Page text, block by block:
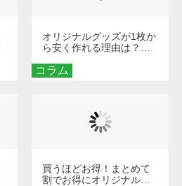
コラム
オリジナルグッズが1枚か
ら安く作れる理由は？オ
とメリットを解説
買うほどお得！まとめて
割でお得にオリジナルグ